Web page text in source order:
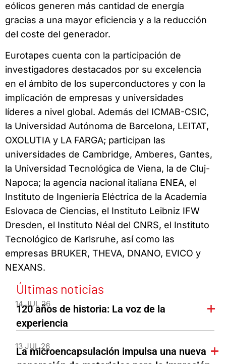
eólicos generen más cantidad de energía
gracias a una mayor eficiencia y a la reducción
del coste del generador.
Eurotapes cuenta con la participación de
investigadores destacados por su excelencia
en el ámbito de los superconductores y con la
implicación de empresas y universidades
líderes a nivel global. Además del ICMAB-CSIC,
la Universidad Autónoma de Barcelona, LEITAT,
OXOLUTIA y LA FARGA; participan las
universidades de Cambridge, Amberes, Gantes,
la Universidad Tecnológica de Viena, la de Cluj-
Napoca; la agencia nacional italiana ENEA, el
Instituto de Ingeniería Eléctrica de la Academia
Eslovaca de Ciencias, el Instituto Leibniz IFW
Dresden, el Instituto Néal del CNRS, el Instituto
Tecnológico de Karlsruhe, así como las
empresas BRUKER, THEVA, DNANO, EVICO y
NEXANS.
Últimas noticias
14 JUL 26
120 años de historia: La voz de la
experiencia
13 JUL 26
La microencapsulación impulsa una nueva